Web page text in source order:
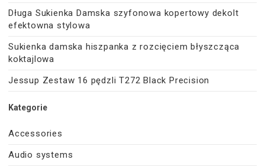
Długa Sukienka Damska szyfonowa kopertowy dekolt
efektowna stylowa
Sukienka damska hiszpanka z rozcięciem błyszcząca
koktajlowa
Jessup Zestaw 16 pędzli T272 Black Precision
Kategorie
Accessories
Audio systems